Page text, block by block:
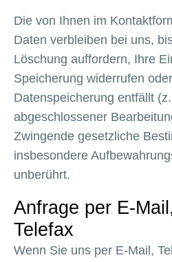
Die von Ihnen im
Daten verbleiben bei uns,
Löschung auffordern, Ihre
Speicherung widerrufen
Datenspeicherung entfällt
abgeschlossener
Zwingende gesetzliche
insbesondere
unberührt.
Anfrage per E-
Telefax
Wenn Sie uns per E-Mail,